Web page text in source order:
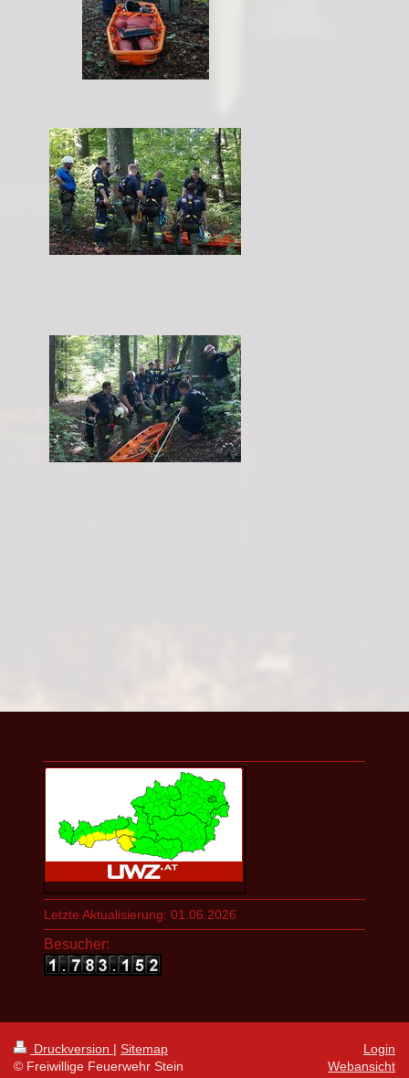
Letzte Aktualisierung: 01.06.2026
Besucher:
Druckversion | Sitemap
© Freiwillige Feuerwehr Stein
Login
Webansicht